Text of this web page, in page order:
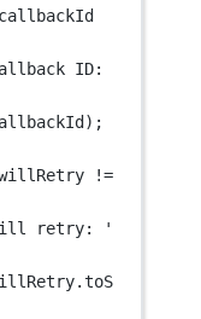
ID:
!=
retry: '
toS